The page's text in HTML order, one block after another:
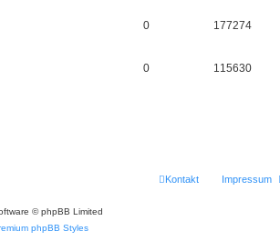
0 177274
0 115630
Impressum
Kontakt
© phpBB Limited
phpBB Styles